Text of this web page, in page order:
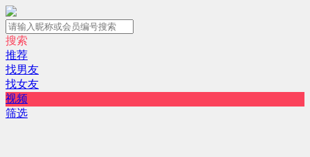
搜索
推荐
找男友
找女友
视频
筛选